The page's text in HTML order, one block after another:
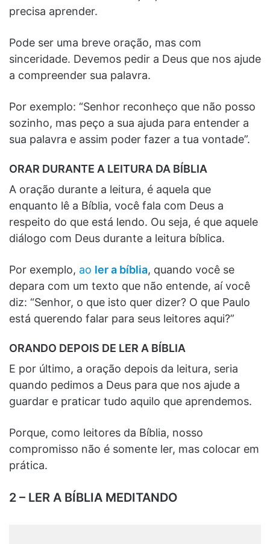
precisa aprender.
Pode ser uma breve oração, mas com
sinceridade. Devemos pedir a Deus que nos ajude
a compreender sua palavra.
Por exemplo: “Senhor reconheço que não posso
sozinho, mas peço a sua ajuda para entender a
sua palavra e assim poder fazer a tua vontade”.
ORAR DURANTE A LEITURA DA BÍBLIA
A oração durante a leitura, é aquela que
enquanto lê a Bíblia, você fala com Deus a
respeito do que está lendo. Ou seja, é que aquele
diálogo com Deus durante a leitura bíblica.
Por exemplo, ao ler a bíblia, quando você se
depara com um texto que não entende, aí você
diz: “Senhor, o que isto quer dizer? O que Paulo
está querendo falar para seus leitores aqui?”
ORANDO DEPOIS DE LER A BÍBLIA
E por último, a oração depois da leitura, seria
quando pedimos a Deus para que nos ajude a
guardar e praticar tudo aquilo que aprendemos.
Porque, como leitores da Bíblia, nosso
compromisso não é somente ler, mas colocar em
prática.
2 – LER A BÍBLIA MEDITANDO